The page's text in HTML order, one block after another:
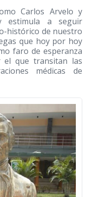
Carlos Arvelo y
estimula a seguir
histórico de nuestro
que hoy por hoy
faro de esperanza
que transitan las
médicas de